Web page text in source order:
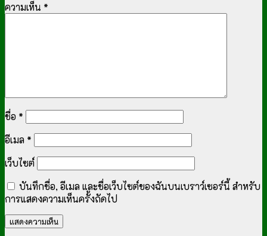
ความเห็น *
ชื่อ *
อีเมล *
เว็บไซต์
บันทึกชื่อ, อีเมล และชื่อเว็บไซต์ของฉันบนเบราว์เซอร์นี้ สำหรับ
การแสดงความเห็นครั้งถัดไป